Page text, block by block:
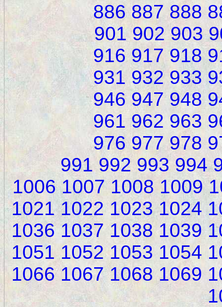
886 887 888
901 902 903
916 917 918
931 932 933
946 947 948
961 962 963
976 977 978
991 992 993 994
1006 1007 1008 1009
1021 1022 1023 1024
1036 1037 1038 1039
1051 1052 1053 1054
1066 1067 1068 1069